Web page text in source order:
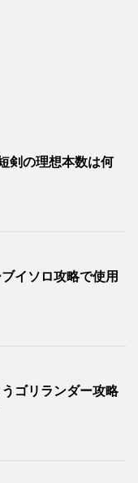
剣の理想本数は何
イソロ攻略で使用
ゴリランダー攻略